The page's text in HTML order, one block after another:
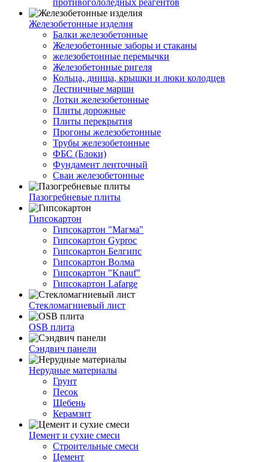
Железобетонные изделия
Балки железобетонные
Железобетонные заборы и стаканы
железобетонные перемычки
Железобетонные ригеля
Кольца, днища, крышки и люки колодцев
Лестничные марши
Лотки железобетонные
Плиты дорожные
Плиты перекрытия
Прогоны железобетонные
Трубы железобетонные
ФБС (Блоки)
Фундамент ленточный
Сваи железобетонные
Пазогребневые плиты
Гипсокартон
Гипсокартон "Магма"
Гипсокартон Gyproc
Гипсокартон Белгипс
Гипсокартон Волма
Гипсокартон "Knauf"
Гипсокартон Lafarge
Стекломагниевый лист
OSB плита
Сэндвич панели
Нерудные материалы
Грунт
Песок
Щебень
Керамзит
Цемент и сухие смеси
Строительные смеси
Цемент